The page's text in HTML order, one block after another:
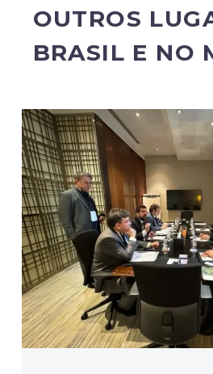
OUTROS
BRASIL E NO